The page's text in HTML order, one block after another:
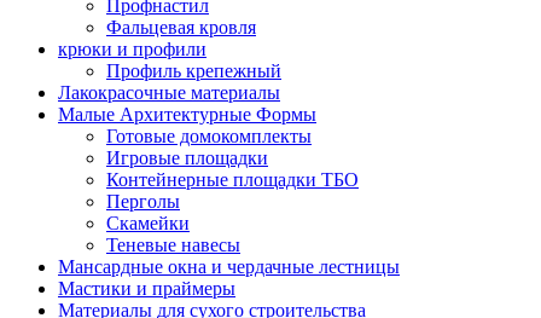
Профнастил
Фальцевая кровля
крюки и профили
Профиль крепежный
Лакокрасочные материалы
Малые Архитектурные Формы
Готовые домокомплекты
Игровые площадки
Контейнерные площадки ТБО
Перголы
Скамейки
Теневые навесы
Мансардные окна и чердачные лестницы
Мастики и праймеры
Материалы для сухого строительства